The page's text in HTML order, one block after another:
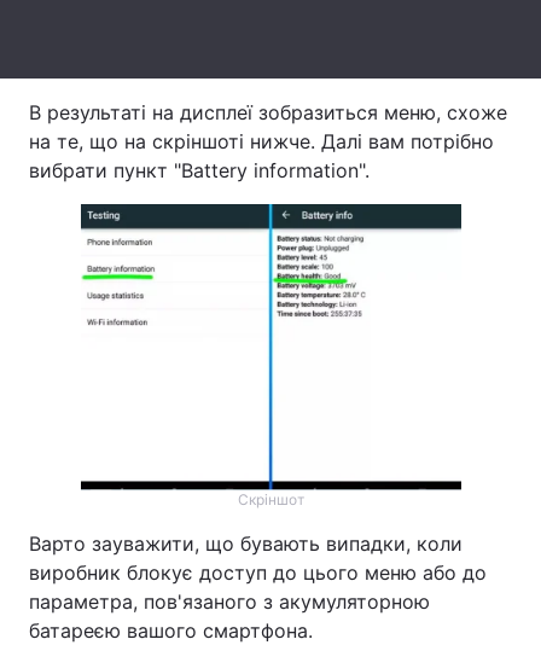
В результаті на дисплеї зобразиться меню, схоже
на те, що на скріншоті нижче. Далі вам потрібно
вибрати пункт "Battery information".
Скріншот
Варто зауважити, що бувають випадки, коли
виробник блокує доступ до цього меню або до
параметра, пов'язаного з акумуляторною
батареєю вашого смартфона.